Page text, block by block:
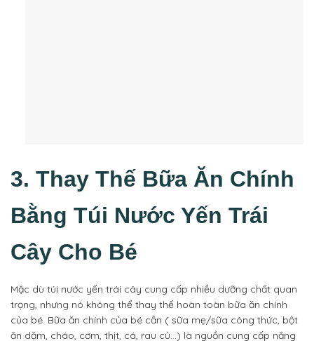
3. Thay Thế Bữa Ăn Chính
Bằng Túi Nước Yến Trái
Cây Cho Bé
Mặc dù túi nước yến trái cây cung cấp nhiều dưỡng chất quan
trọng, nhưng nó không thể thay thế hoàn toàn bữa ăn chính
của bé. Bữa ăn chính của bé cần ( sữa mẹ/sữa công thức, bột
ăn dặm, cháo, cơm, thịt, cá, rau củ…) là nguồn cung cấp năng